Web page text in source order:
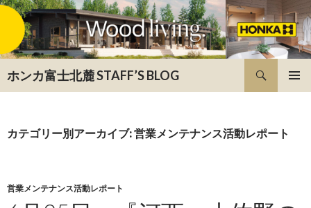
ホンカ富士北麓 STAFF’S BLOG
カテゴリー別アーカイブ: 営業メンテナンス活動レポート
営業メンテナンス活動レポート